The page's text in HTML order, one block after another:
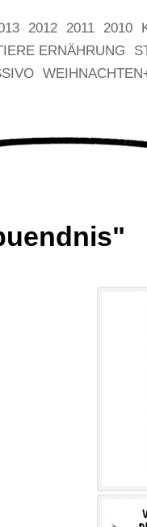
2012 2011 2010
ERNÄHRUNG